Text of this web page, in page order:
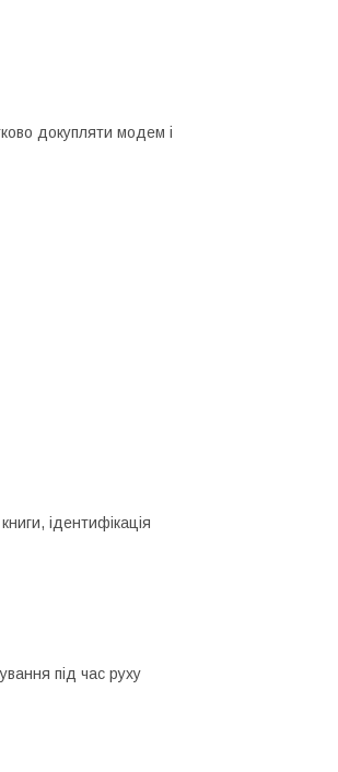
докупляти модем і
ідентифікація
під час руху